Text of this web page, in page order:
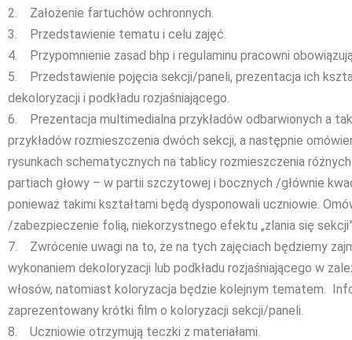
2. Założenie fartuchów ochronnych.
3. Przedstawienie tematu i celu zajęć.
4. Przypomnienie zasad bhp i regulaminu pracowni
5. Przedstawienie pojęcia sekcji/paneli, prezentacja ich
dekoloryzacji i podkładu rozjaśniającego.
6. Prezentacja multimedialna przykładów odbarwionych a
przykładów rozmieszczenia dwóch sekcji, a następnie
rysunkach schematycznych na tablicy rozmieszczenia
partiach głowy – w partii szczytowej i bocznych /głównie
ponieważ takimi kształtami będą dysponowali uczniowie.
/zabezpieczenie folią, niekorzystnego efektu „zlania się
7. Zwrócenie uwagi na to, że na tych zajęciach będziemy
wykonaniem dekoloryzacji lub podkładu rozjaśniającego w
włosów, natomiast koloryzacja będzie kolejnym tematem.
zaprezentowany krótki film o koloryzacji sekcji/paneli.
8. Uczniowie otrzymują teczki z materiałami.